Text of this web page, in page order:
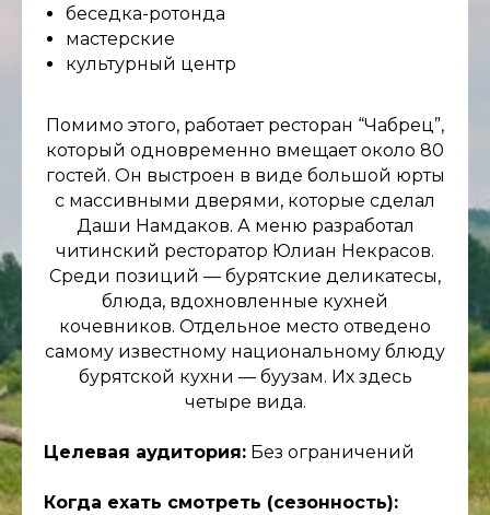
беседка-ротонда
мастерские
культурный центр
Помимо этого, работает ресторан “Чабрец”,
который одновременно вмещает около 80
гостей. Он выстроен в виде большой юрты
с массивными дверями, которые сделал
Даши Намдаков. А меню разработал
читинский ресторатор Юлиан Некрасов.
Среди позиций — бурятские деликатесы,
блюда, вдохновленные кухней
кочевников. Отдельное место отведено
самому известному национальному блюду
бурятской кухни — буузам. Их здесь
четыре вида.
Целевая аудитория: Без ограничений
Когда ехать смотреть (сезонность):